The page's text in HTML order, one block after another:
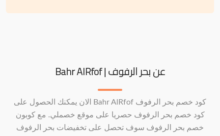
عن بحر الرفوف | Bahr AlRfof
كود خصم بحر الرفوف Bahr AlRfof الان يمكنك الحصول على
كود خصم بحر الرفوف حصريا على موقع خصملي. مع كوبون
خصم بحر الرفوف سوف تحصل على تخفيضات بحر الرفوف